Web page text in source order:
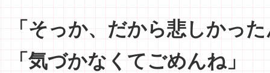
「そっか、だから悲しかっ
「気づかなくてごめんね」